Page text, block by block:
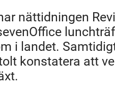
nättidningen
i landet.
konstatera att